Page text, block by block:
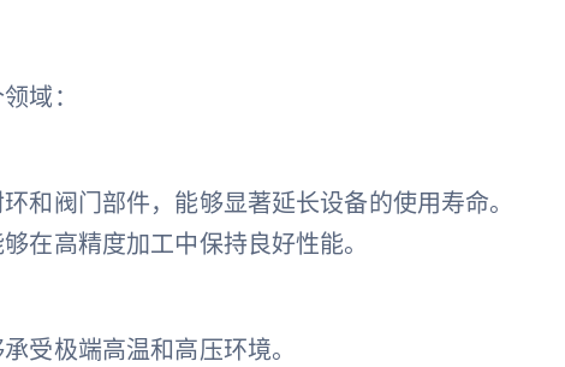
域：
和阀门部件，能够显著延长设备的使用寿命。
在高精度加工中保持良好性能。
受极端高温和高压环境。